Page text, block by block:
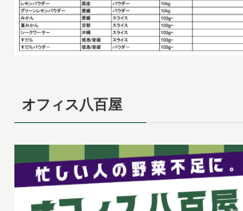
オフィス八百屋